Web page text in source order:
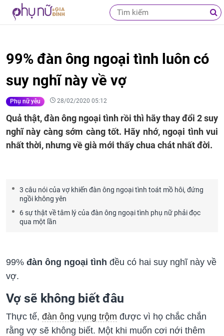
99% đàn ông ngoại tình luôn có
suy nghĩ này về vợ
Phụ nữ yêu 28/02/2020 05:12
Quả thật, đàn ông ngoại tình rồi thì hãy thay đổi 2 suy
nghĩ này càng sớm càng tốt. Hãy nhớ, ngoại tình vui
nhất thời, nhưng về già mới thấy chua chát nhất đời.
3 câu nói của vợ khiến đàn ông ngoại tình toát mồ hôi, đứng
ngồi không yên
6 sự thật về tâm lý của đàn ông ngoại tình phụ nữ phải đọc
qua một lần
99% đàn ông ngoại tình đều có hai suy nghĩ này về
vợ.
Vợ sẽ không biết đâu
Thực tế, đàn ông vụng trộm được vì họ chắc chắn
rằng vợ sẽ không biết. Một khi muốn cơi nới thêm